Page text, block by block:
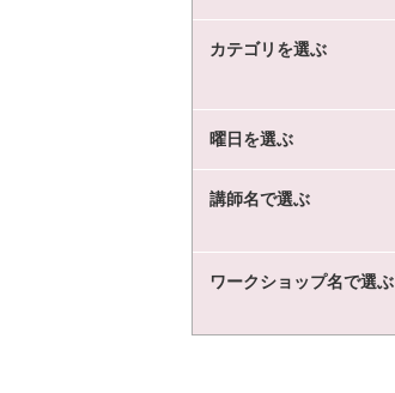
カテゴリを選ぶ
曜日を選ぶ
講師名で選ぶ
ワークショップ名で選ぶ